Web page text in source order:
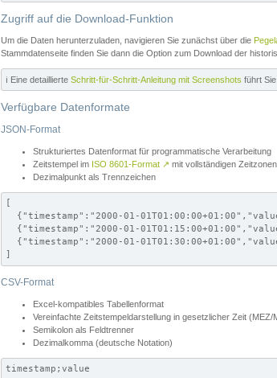
Zugriff auf die Download-Funktion
Um die Daten herunterzuladen, navigieren Sie zunächst über die
Stammdatenseite finden Sie dann die Option zum Download der
ℹ️ Eine detaillierte Schritt-für-Schritt-Anleitung mit Screenshots führt
Verfügbare Datenformate
JSON-Format
Strukturiertes Datenformat für programmatische Verarbeitung
Zeitstempel im ISO 8601-Format ↗ mit vollständigen
Dezimalpunkt als Trennzeichen
[
{"timestamp":"2000-01-
{"timestamp":"2000-01-
{"timestamp":"2000-01-
]
CSV-Format
Excel-kompatibles Tabellenformat
Vereinfachte Zeitstempeldarstellung in gesetzlicher Zeit (MEZ/
Semikolon als Feldtrenner
Dezimalkomma (deutsche Notation)
timestamp;value